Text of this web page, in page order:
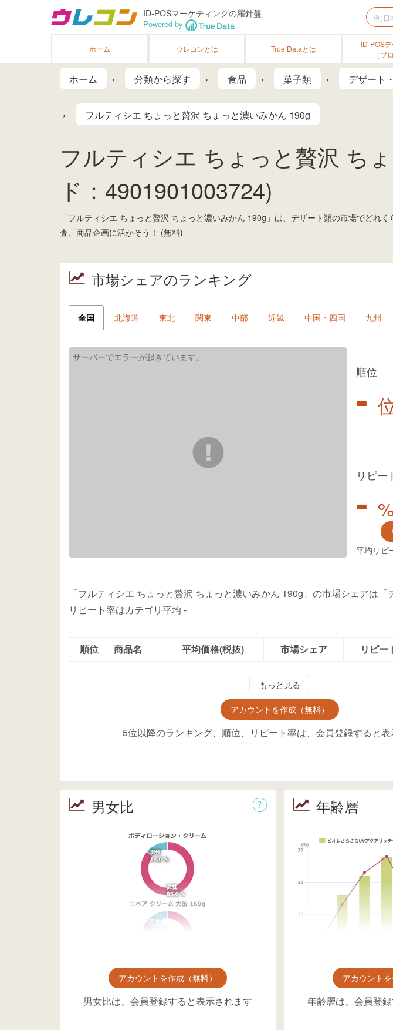
ID-POSマーケティングの羅針盤
Powered by
ホーム ウレコンとは True Dataとは
ID-POS
（ブ
ホーム 分類から探す 食品 菓子類 デザート
フルティシエ ちょっと贅沢 ちょっと濃いみかん 190g
フルティシエ ちょっと贅沢 ち
ド：4901901003724)
「フルティシエ ちょっと贅沢 ちょっと濃いみかん 190g」は、デザート類の市場でどれ
査、商品企画に活かそう！ (無料)
市場シェアのランキング
全国 北海道 東北 関東 中部 近畿 中国・四国 九州
順位
-
リピー
-
平均リピ
「フルティシエ ちょっと贅沢 ちょっと濃いみかん 190g」の市場シェアは「
リピート率はカテゴリ平均 -
順位 商品名 平均価格(税抜) 市場シェア リピー
もっと見る
アカウントを作成（無料）
5位以降のランキング、順位、リピート率は、会員登録すると
男女比
アカウントを作成（無料）
男女比は、会員登録すると表示されます
年齢層
アカウントを
年齢層は、会員登